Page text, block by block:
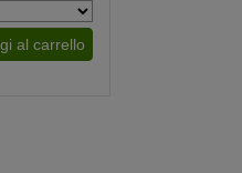
al carrello